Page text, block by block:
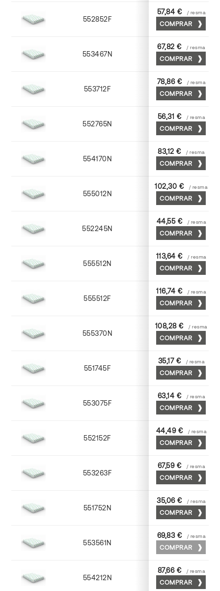
552852F 52 x 70
57,84 € / resma
COMPRAR
553467N 65 x 90
67,82 € / resma
COMPRAR
553712F 72 x 102
78,86 € / resma
COMPRAR
552765N 65 x 90
56,31 € / resma
COMPRAR
554170N 70 x 100
83,12 € / resma
COMPRAR
555012N 72 x 102
102,30 € / resma
COMPRAR
552245N 45 x 64
44,55 € / resma
COMPRAR
555512N 72 x 102
113,64 € / resma
COMPRAR
555512F 72 x 102
116,74 € / resma
COMPRAR
555370N 70 x 100
108,28 € / resma
COMPRAR
551745F 45 x 64
35,17 € / resma
COMPRAR
553075F 75 x 53
63,14 € / resma
COMPRAR
552152F 52 x 70
44,49 € / resma
COMPRAR
553263F 63 x 88
67,59 € / resma
COMPRAR
551752N 52 x 70
35,06 € / resma
COMPRAR
553561N 63 x 88
69,83 € / resma
COMPRAR
554212N 72 x 102
87,66 € / resma
COMPRAR